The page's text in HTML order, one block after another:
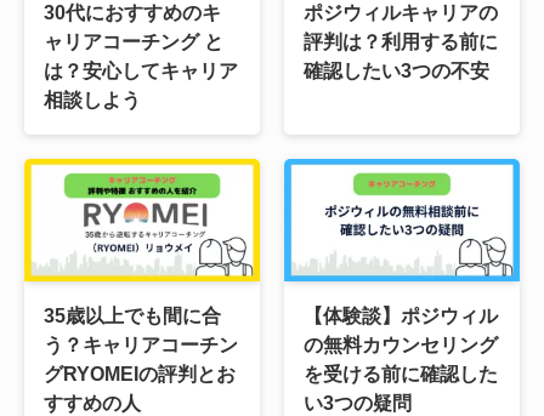
30代におすすめのキ
ャリアコーチング と
は？安心してキャリア
相談しよう
ポジウィルキャリアの
評判は？利用する前に
確認したい3つの不安
35歳以上でも間に合
う？キャリアコーチン
グRYOMEIの評判とお
すすめの人
【体験談】ポジウィル
の無料カウンセリング
を受ける前に確認した
い3つの疑問